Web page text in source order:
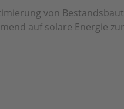
von
auf solare Energie